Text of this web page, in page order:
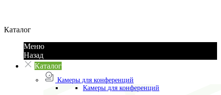
Каталог
Меню
Назад
Каталог
Камеры для конференций
Камеры для конференций